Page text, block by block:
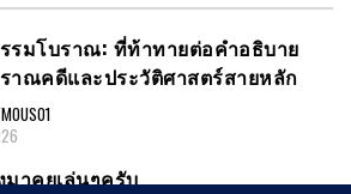
รมโบราณ: ที่ท้าทายต่อคำอธิบาย
าณคดีและประวัติศาสตร์สายหลัก
มาคุยเล่นๆครับ